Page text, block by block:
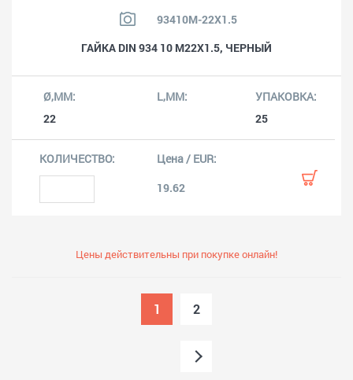
93410M-22X1.5
ГАЙКА DIN 934 10 M22X1.5, ЧЕРНЫЙ
22 25
19.62
Цены действительны при покупке онлайн!
1 2